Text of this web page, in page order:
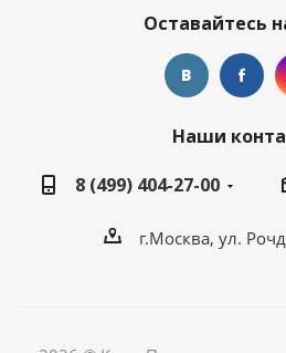
Оставайтесь
Наши
8 (499) 404-27-00
г.Москва, ул.